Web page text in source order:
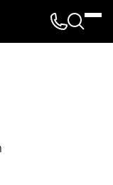
Suche
Kontakt &